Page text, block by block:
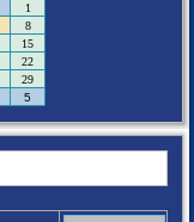
1
8
15
22
29
5